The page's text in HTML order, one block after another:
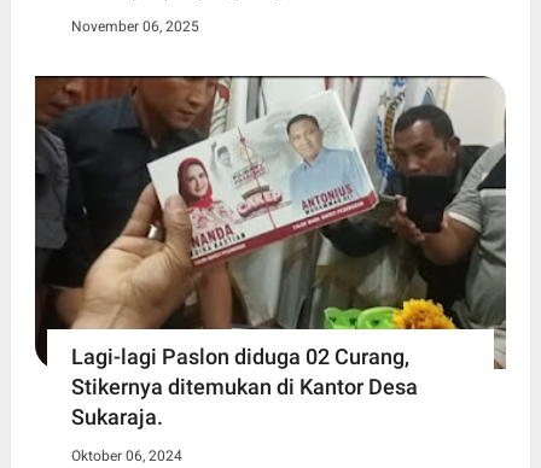
November 06, 2025
Lagi-lagi Paslon diduga 02 Curang,
Stikernya ditemukan di Kantor Desa
Sukaraja.
Oktober 06, 2024